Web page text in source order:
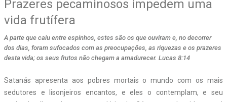
Prazeres pecaminosos impedem uma
vida frutífera
A parte que caiu entre espinhos, estes são os que ouviram e, no decorrer
dos dias, foram sufocados com as preocupações, as riquezas e os prazeres
desta vida; os seus frutos não chegam a amadurecer. Lucas 8:14
Satanás apresenta aos pobres mortais o mundo com os mais
sedutores e lisonjeiros encantos, e eles o contemplam, e seu